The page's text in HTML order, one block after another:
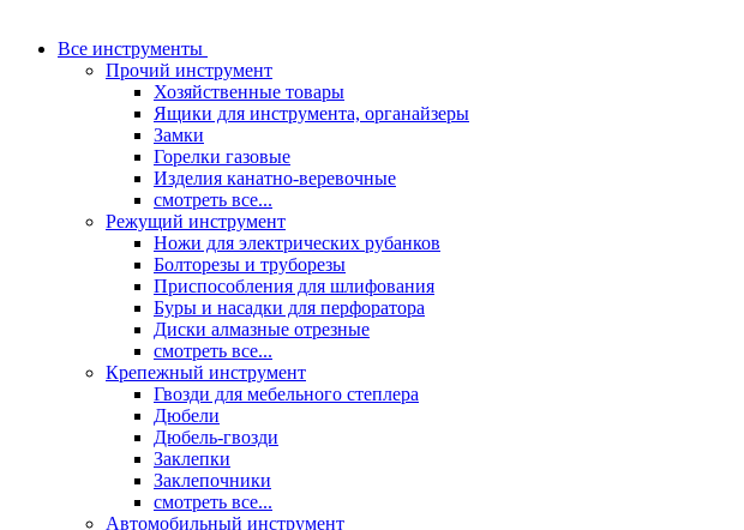
Все инструменты
Прочий инструмент
Хозяйственные товары
Ящики для инструмента, органайзеры
Замки
Горелки газовые
Изделия канатно-веревочные
смотреть все...
Режущий инструмент
Ножи для электрических рубанков
Болторезы и труборезы
Приспособления для шлифования
Буры и насадки для перфоратора
Диски алмазные отрезные
смотреть все...
Крепежный инструмент
Гвозди для мебельного степлера
Дюбели
Дюбель-гвозди
Заклепки
Заклепочники
смотреть все...
Автомобильный инструмент